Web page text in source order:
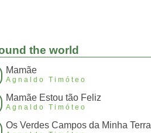
the world
Mamãe
Agnaldo Timóteo
Mamãe Estou tão Feliz
Agnaldo Timóteo
Os Verdes Campos da Minha Terra